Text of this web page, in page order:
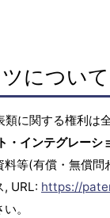
について
類に関する権利は
・インテグレーシ
等(有償・無償問
, URL: https://
。